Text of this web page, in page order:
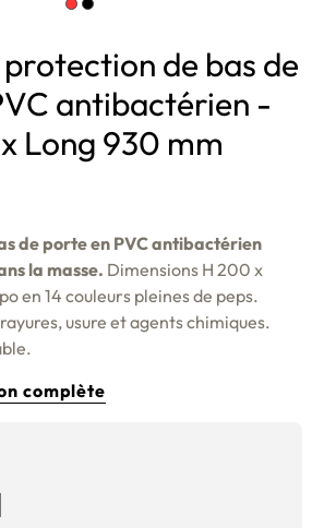
protection de bas de
antibactérien -
Long 930 mm
de porte en PVC antibactérien
la masse. Dimensions H 200 x
en 14 couleurs pleines de peps.
usure et agents chimiques.
complète